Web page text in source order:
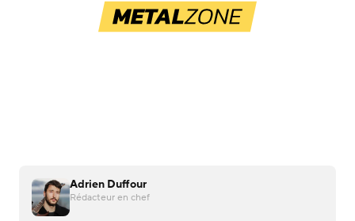
Adrien Duffour
Rédacteur en chef